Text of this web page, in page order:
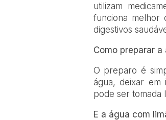
utilizam
funciona melhor
digestivos
Como preparar
O preparo é
água, deixar em
pode ser tomada
E a água com